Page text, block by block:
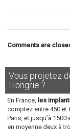
Comments are
Vous projetez
Hongrie ?
En France, les
comptez entre 450 et
Paris, et jusqu’à
en moyenne deux à